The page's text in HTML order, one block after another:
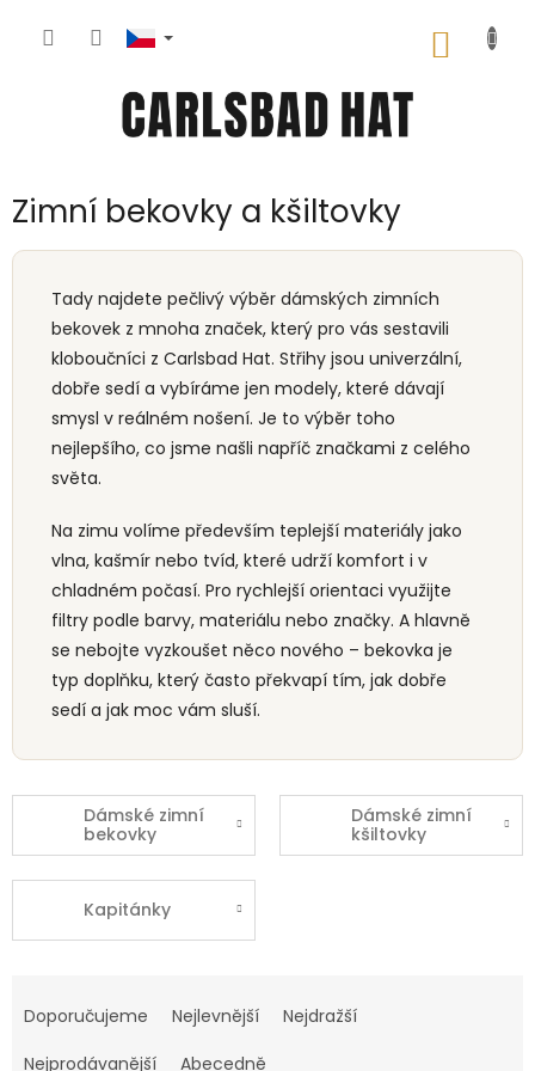
Zimní bekovky a kšiltovky
Tady najdete pečlivý výběr dámských zimních
bekovek z mnoha značek, který pro vás sestavili
kloboučníci z Carlsbad Hat. Střihy jsou univerzální,
dobře sedí a vybíráme jen modely, které dávají
smysl v reálném nošení. Je to výběr toho
nejlepšího, co jsme našli napříč značkami z celého
světa.
Na zimu volíme především teplejší materiály jako
vlna, kašmír nebo tvíd, které udrží komfort i v
chladném počasí. Pro rychlejší orientaci využijte
filtry podle barvy, materiálu nebo značky. A hlavně
se nebojte vyzkoušet něco nového – bekovka je
typ doplňku, který často překvapí tím, jak dobře
sedí a jak moc vám sluší.
Dámské zimní
bekovky
Dámské zimní
kšiltovky
Kapitánky
aDoporučujeme Nejlevnější
Nejdražší
Nejprodávanější
Abecedně